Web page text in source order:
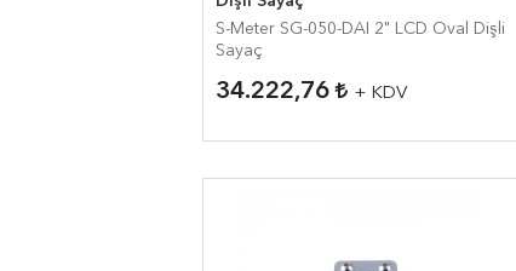
S-Meter SG-050-DAI 2" LCD Oval Dişli
Sayaç
34.222,76 + KDV